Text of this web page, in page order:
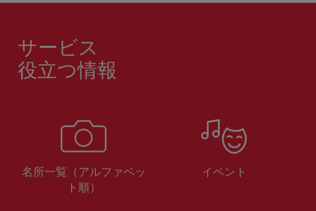
サービス
役立つ情報
名所一覧（アルファベッ
ト順）
イベント